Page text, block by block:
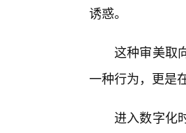
诱惑。
这种审美取
一种行为，更是
进入数字化